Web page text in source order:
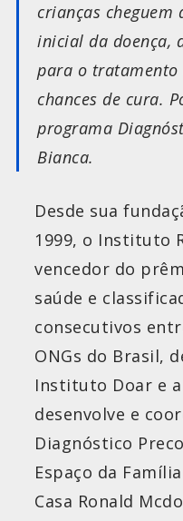
crianças
inicial da doença,
para o tratamento
chances de cura.
programa
Bianca.
Desde sua
1999, o Instituto
vencedor do
saúde e
consecutivos
ONGs do Brasil,
Instituto Doar e a
desenvolve e
Diagnóstico
Espaço da
Casa Ronald